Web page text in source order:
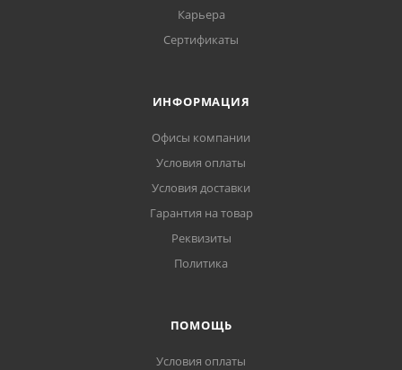
Карьера
Сертификаты
ИНФОРМАЦИЯ
Офисы компании
Условия оплаты
Условия доставки
Гарантия на товар
Реквизиты
Политика
ПОМОЩЬ
Условия оплаты